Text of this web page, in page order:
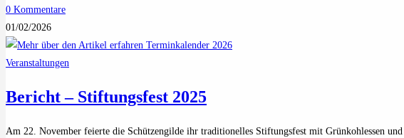
0 Kommentare
01/02/2026
Veranstaltungen
Bericht – Stiftungsfest 2025
Am 22. November feierte die Schützengilde ihr traditionelles Stiftungsfest mit Grünkohlessen